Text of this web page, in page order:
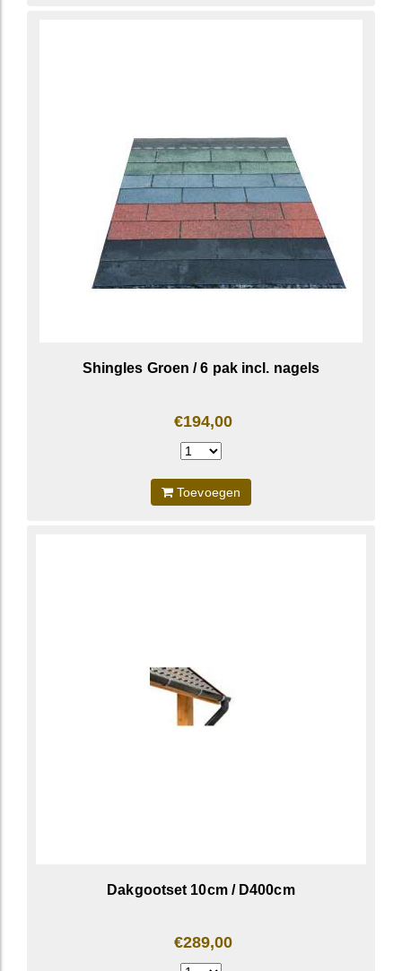
Shingles Groen / 6 pak incl. nagels
€194,00
Toevoegen
Dakgootset 10cm / D400cm
€289,00